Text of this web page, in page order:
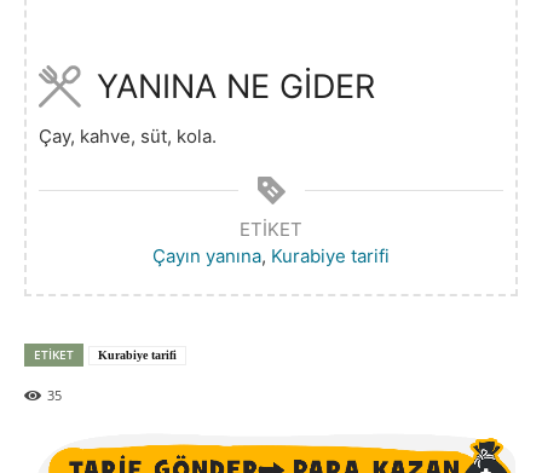
YANINA NE GİDER
Çay, kahve, süt, kola.
ETIKET
Çayın yanına, Kurabiye tarifi
ETIKET Kurabiye tarifi
35